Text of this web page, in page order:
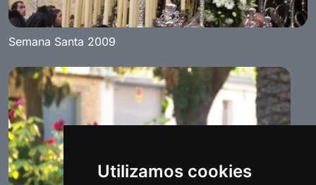
Utilizamos cookies
Semana Santa 2009